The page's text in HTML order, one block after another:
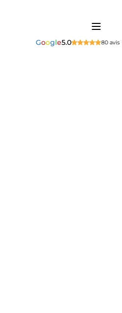
Google5.0 80 avis